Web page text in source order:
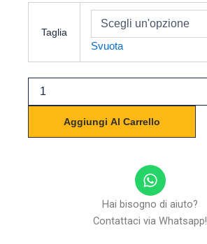
Era:
149,90 €.
È:
118,42 €.
Taglia
Svuota
Semi
Black
quantità
Aggiungi Al Carrello
W
h
a
t
Hai bisogno di aiuto?
Contattaci via Whatsapp!